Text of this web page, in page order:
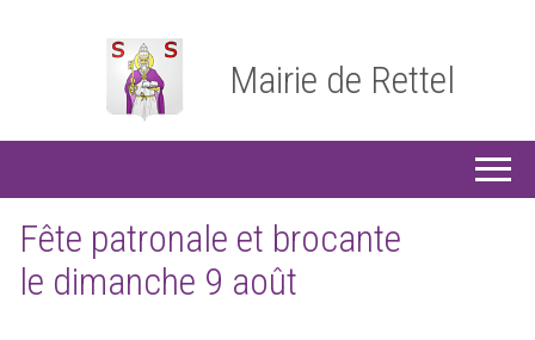
Mairie de Rettel
Fête patronale et brocante
le dimanche 9 août